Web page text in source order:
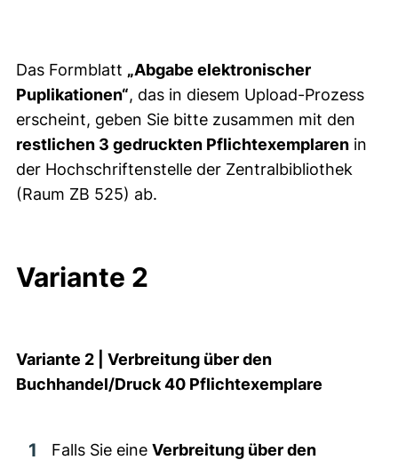
Das Formblatt „Abgabe elektronischer
Puplikationen“, das in diesem Upload-Prozess
erscheint, geben Sie bitte zusammen mit den
restlichen 3 gedruckten Pflichtexemplaren in
der Hochschriftenstelle der Zentralbibliothek
(Raum ZB 525) ab.
Variante 2
Variante 2 | Verbreitung über den
Buchhandel/Druck 40 Pflichtexemplare
Falls Sie eine Verbreitung über den